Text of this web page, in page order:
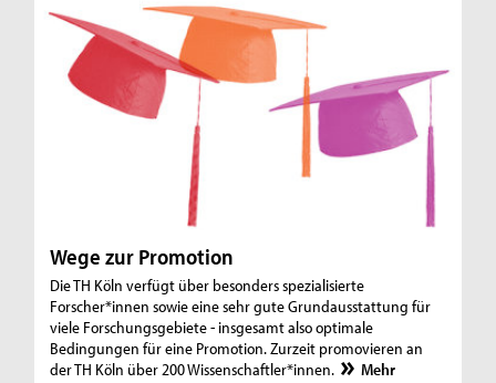
Wege zur Promotion
Die TH Köln verfügt über besonders spezialisierte
Forscher*innen sowie eine sehr gute Grundausstattung für
viele Forschungsgebiete - insgesamt also optimale
Bedingungen für eine Promotion. Zurzeit promovieren an
der TH Köln über 200 Wissenschaftler*innen.
Mehr